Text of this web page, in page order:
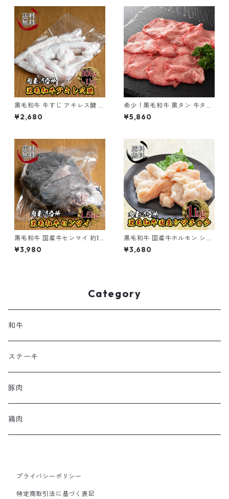
黒毛和牛 牛すじ アキレス腱 ア
キレス 冷凍 800g~1kg【不定
貫】おでん 煮込み料理 Nerve
¥2,680
希少！黒毛和牛 黒タン 牛タン
黒樺牛 300g
¥5,860
黒毛和牛 国産牛センマイ 約1.5
kg(不定貫) 冷凍 【送料無料】
¥3,980
黒毛和牛 国産牛ホルモン シマ
チョウ 1kg (500g×2pc) 冷凍
【送料無料】
¥3,680
Category
和牛
ステーキ
豚肉
鶏肉
プライバシーポリシー
特定商取引法に基づく表記